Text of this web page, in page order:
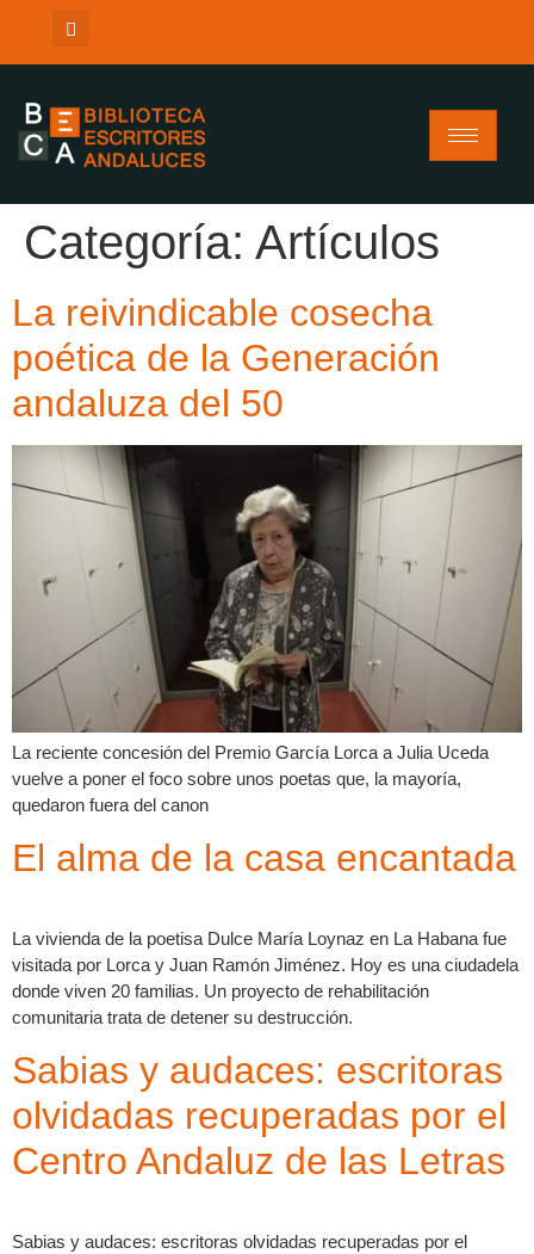
Categoría: Artículos
La reivindicable cosecha
poética de la Generación
andaluza del 50
La reciente concesión del Premio García Lorca a Julia Uceda
vuelve a poner el foco sobre unos poetas que, la mayoría,
quedaron fuera del canon
El alma de la casa encantada
La vivienda de la poetisa Dulce María Loynaz en La Habana fue
visitada por Lorca y Juan Ramón Jiménez. Hoy es una ciudadela
donde viven 20 familias. Un proyecto de rehabilitación
comunitaria trata de detener su destrucción.
Sabias y audaces: escritoras
olvidadas recuperadas por el
Centro Andaluz de las Letras
Sabias y audaces: escritoras olvidadas recuperadas por el